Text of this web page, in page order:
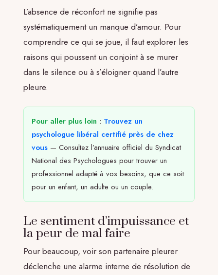
L’absence de réconfort ne signifie pas
systématiquement un manque d’amour. Pour
comprendre ce qui se joue, il faut explorer les
raisons qui poussent un conjoint à se murer
dans le silence ou à s’éloigner quand l’autre
pleure.
Pour aller plus loin : Trouvez un
psychologue libéral certifié près de chez
vous — Consultez l’annuaire officiel du Syndicat
National des Psychologues pour trouver un
professionnel adapté à vos besoins, que ce soit
pour un enfant, un adulte ou un couple.
Le sentiment d’impuissance et
la peur de mal faire
Pour beaucoup, voir son partenaire pleurer
déclenche une alarme interne de résolution de